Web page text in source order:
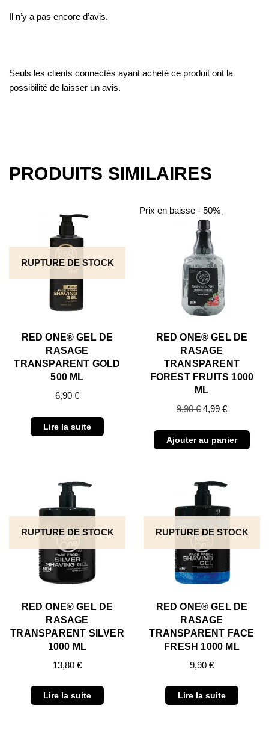
Il n’y a pas encore d’avis.
Seuls les clients connectés ayant acheté ce produit ont la
possibilité de laisser un avis.
PRODUITS SIMILAIRES
RUPTURE DE STOCK
RED ONE® GEL DE
RASAGE
TRANSPARENT GOLD
500 ML
6,90 €
Lire la suite
Prix en baisse - 50%
RED ONE® GEL DE
RASAGE
TRANSPARENT
FOREST FRUITS 1000
ML
9,90€ 4,99 €
Ajouter au panier
RUPTURE DE STOCK
RED ONE® GEL DE
RASAGE
TRANSPARENT SILVER
1000 ML
13,80 €
Lire la suite
RUPTURE DE STOCK
RED ONE® GEL DE
RASAGE
TRANSPARENT FACE
FRESH 1000 ML
9,90 €
Lire la suite